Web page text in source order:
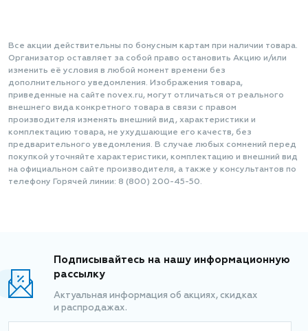
Все акции действительны по бонусным картам при наличии товара.
Организатор оставляет за собой право остановить Акцию и/или
изменить её условия в любой момент времени без
дополнительного уведомления. Изображения товара,
приведенные на сайте novex.ru, могут отличаться от реального
внешнего вида конкретного товара в связи с правом
производителя изменять внешний вид, характеристики и
комплектацию товара, не ухудшающие его качеств, без
предварительного уведомления. В случае любых сомнений перед
покупкой уточняйте характеристики, комплектацию и внешний вид
на официальном сайте производителя, а также у консультантов по
телефону Горячей линии: 8 (800) 200-45-50.
Подписывайтесь на нашу информационную
рассылку
Актуальная информация об акциях, скидках
и распродажах.